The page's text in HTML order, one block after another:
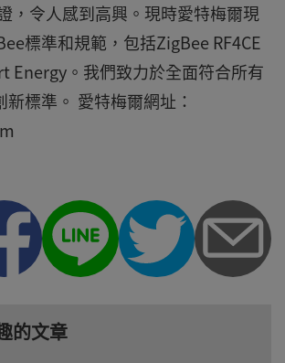
，令人感到高興。現時愛特梅爾現
標準和規範，包括ZigBee RF4CE
Energy。我們致力於全面符合所有
標準。 愛特梅爾網址：
的文章